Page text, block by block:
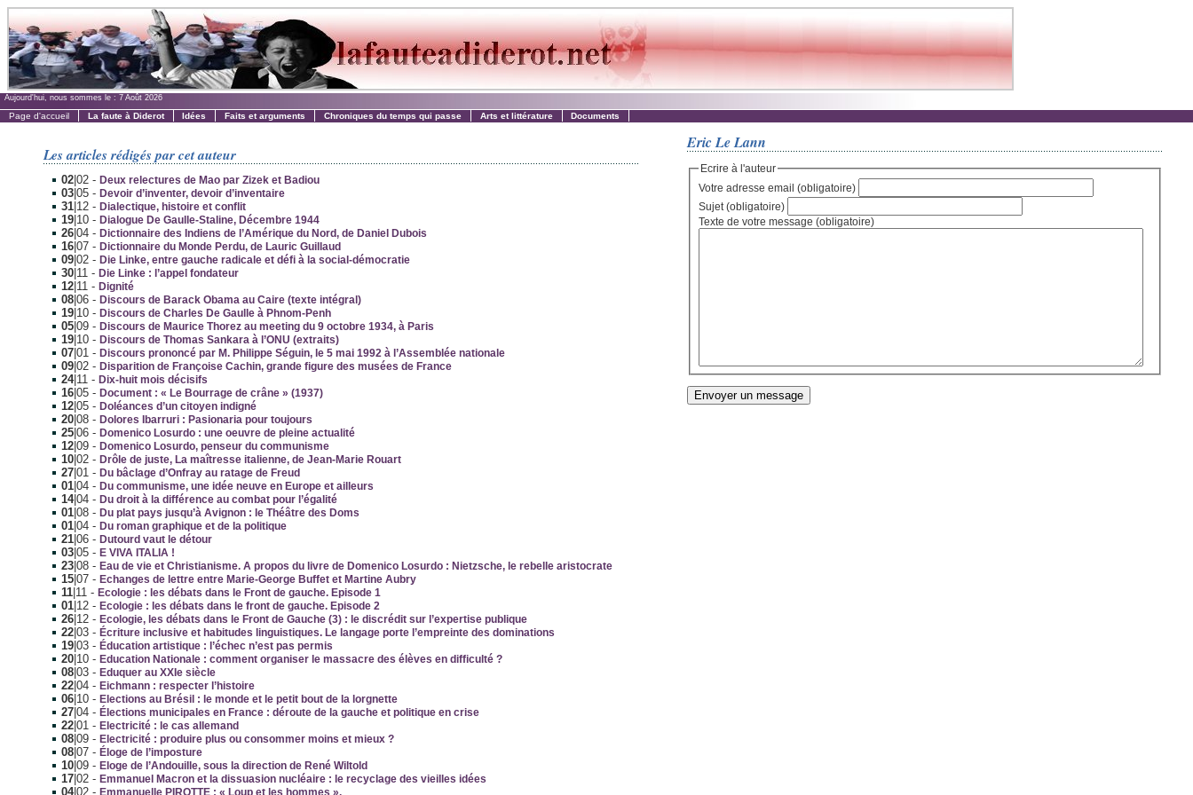
Aujourd'hui, nous sommes le : 7 Août 2026
Page d'accueil La faute à Diderot Idées Faits et arguments Chroniques du temps qui passe Arts et littérature Documents
Les articles rédigés par cet auteur
02|02- Deux relectures de Mao par Zizek et Badiou
03|05- Devoir d’inventer, devoir d’inventaire
31|12- Dialectique, histoire et conflit
19|10- Dialogue De Gaulle-Staline, Décembre 1944
26|04- Dictionnaire des Indiens de l’Amérique du Nord, de Daniel Dubois
16|07- Dictionnaire du Monde Perdu, de Lauric Guillaud
09|02- Die Linke, entre gauche radicale et défi à la social-démocratie
30|11- Die Linke : l’appel fondateur
12|11- Dignité
08|06- Discours de Barack Obama au Caire (texte intégral)
19|10- Discours de Charles De Gaulle à Phnom-Penh
05|09- Discours de Maurice Thorez au meeting du 9 octobre 1934, à Paris
19|10- Discours de Thomas Sankara à l’ONU (extraits)
07|01- Discours prononcé par M. Philippe Séguin, le 5 mai 1992 à l’Assemblée nationale
09|02- Disparition de Françoise Cachin, grande figure des musées de France
24|11- Dix-huit mois décisifs
16|05- Document : « Le Bourrage de crâne » (1937)
12|05- Doléances d’un citoyen indigné
20|08- Dolores Ibarruri : Pasionaria pour toujours
25|06- Domenico Losurdo : une oeuvre de pleine actualité
12|09- Domenico Losurdo, penseur du communisme
10|02- Drôle de juste, La maîtresse italienne, de Jean-Marie Rouart
27|01- Du bâclage d’Onfray au ratage de Freud
01|04- Du communisme, une idée neuve en Europe et ailleurs
14|04- Du droit à la différence au combat pour l’égalité
01|08- Du plat pays jusqu’à Avignon : le Théâtre des Doms
01|04- Du roman graphique et de la politique
21|06- Dutourd vaut le détour
03|05- E VIVA ITALIA !
23|08- Eau de vie et Christianisme. A propos du livre de Domenico Losurdo : Nietzsche, le rebelle aristocrate
15|07- Echanges de lettre entre Marie-George Buffet et Martine Aubry
11|11- Ecologie : les débats dans le Front de gauche. Episode 1
01|12- Ecologie : les débats dans le front de gauche. Episode 2
26|12- Ecologie, les débats dans le Front de Gauche (3) : le discrédit sur l’expertise publique
22|03- Écriture inclusive et habitudes linguistiques. Le langage porte l’empreinte des dominations
19|03- Éducation artistique : l’échec n’est pas permis
20|10- Education Nationale : comment organiser le massacre des élèves en difficulté ?
08|03- Eduquer au XXIe siècle
22|04- Eichmann : respecter l’histoire
06|10- Elections au Brésil : le monde et le petit bout de la lorgnette
27|04- Élections municipales en France : déroute de la gauche et politique en crise
22|01- Electricité : le cas allemand
08|09- Electricité : produire plus ou consommer moins et mieux ?
08|07- Éloge de l’imposture
10|09- Eloge de l’Andouille, sous la direction de René Wiltold
17|02- Emmanuel Macron et la dissuasion nucléaire : le recyclage des vieilles idées
04|02-
Eric Le Lann
Ecrire à l'auteur
Votre adresse email (obligatoire)
Sujet (obligatoire)
Texte de votre message (obligatoire)